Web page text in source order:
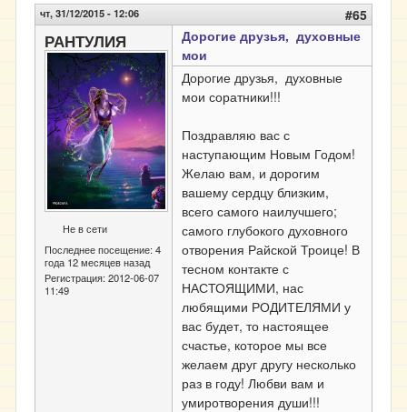
чт, 31/12/2015 - 12:06 #65
РАНТУЛИЯ
Не в сети
Последнее посещение:4
года 12 месяцев назад
Регистрация:2012-06-07
11:49
Дорогие друзья, духовные
мои
Дорогие друзья, духовные
мои соратники!!!
Поздравляю вас с
наступающим Новым Годом!
Желаю вам, и дорогим
вашему сердцу близким,
всего самого наилучшего;
самого глубокого духовного
отворения Райской Троице! В
тесном контакте с
НАСТОЯЩИМИ, нас
любящими РОДИТЕЛЯМИ у
вас будет, то настоящее
счастье, которое мы все
желаем друг другу несколько
раз в году! Любви вам и
умиротворения души!!!